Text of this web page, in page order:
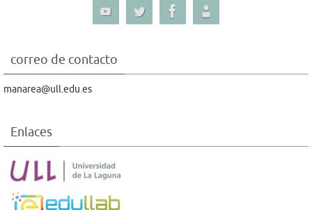
correo de contacto
manarea@ull.edu.es
Enlaces